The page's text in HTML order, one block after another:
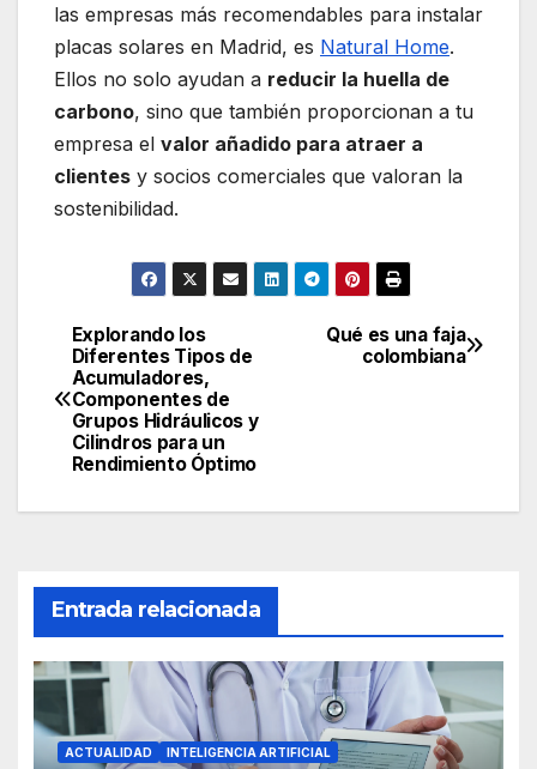
las empresas más recomendables para instalar
placas solares en Madrid, es Natural Home.
Ellos no solo ayudan a reducir la huella de
carbono, sino que también proporcionan a tu
empresa el valor añadido para atraer a
clientes y socios comerciales que valoran la
sostenibilidad.
Navegación
de
entradas
Qué es una faja
colombiana
Explorando los
Diferentes Tipos de
Acumuladores,
Componentes de
Grupos Hidráulicos y
Cilindros para un
Rendimiento Óptimo
Entrada relacionada
ACTUALIDAD INTELIGENCIA ARTIFICIAL